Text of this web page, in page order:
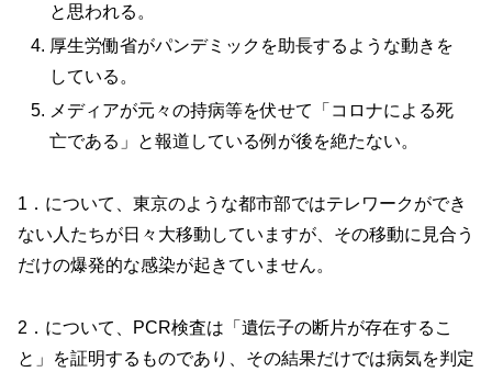
と思われる。
厚生労働省がパンデミックを助長するような動きを
している。
メディアが元々の持病等を伏せて「コロナによる死
亡である」と報道している例が後を絶たない。
1．について、東京のような都市部ではテレワークができ
ない人たちが日々大移動していますが、その移動に見合う
だけの爆発的な感染が起きていません。
2．について、PCR検査は「遺伝子の断片が存在するこ
と」を証明するものであり、その結果だけでは病気を判定